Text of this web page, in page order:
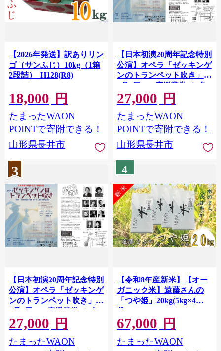
【2026年発送】訳ありリン
ゴ（サンふじ）10kg（1箱
2段詰）_H128(R8)
18,000 円
たまったWAON
POINTで寄附できる！
山形県長井市
【日本初演20周年記念特別
公演】オペラ「ゼッキンゲ
ンのトランペット吹き」＜
9月6日＞ S席鑑賞券（1名
様分）_F137-2
27,000 円
たまったWAON
POINTで寄附できる！
山形県長井市
3
【日本初演20周年記念特別
公演】オペラ「ゼッキンゲ
ンのトランペット吹き」＜
9月5日＞ S席鑑賞券（1名
様分）_F137
27,000 円
たまったWAON
4
【令和8年産新米】【オー
ガニック米】遠藤さんの
「つや姫」20kg(5kg×4
袋)_A135(R8)
67,000 円
たまったWAON